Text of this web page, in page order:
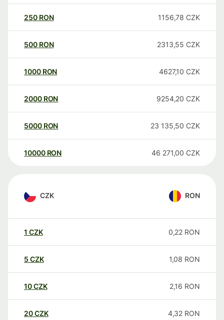
250 RON 1156,78 CZK
500 RON 2313,55 CZK
1000 RON 4627,10 CZK
2000 RON 9254,20 CZK
5000 RON 23 135,50 CZK
10000 RON 46 271,00 CZK
CZK RON
1 CZK 0,22 RON
5 CZK 1,08 RON
10CZK 2,16 RON
20CZK 4,32 RON